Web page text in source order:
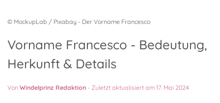
© MockupLab / Pixabay - Der Vorname Francesco
Vorname Francesco - Bedeutung,
Herkunft & Details
VonWindelprinz Redaktion - Zuletzt aktualisiert am 17. Mai 2024